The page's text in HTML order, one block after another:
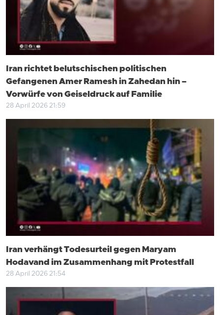
Iran richtet belutschischen politischen
Gefangenen Amer Ramesh in Zahedan hin –
Vorwürfe von Geiseldruck auf Familie
28 April 2026 21:59
Iran verhängt Todesurteil gegen Maryam
Hodavand im Zusammenhang mit Protestfall
28 April 2026 21:54